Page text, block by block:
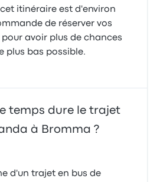
itinéraire est d'environ
de réserver vos
avoir plus de chances
plus bas possible.
temps dure le trajet
à Bromma ?
d'un trajet en bus de